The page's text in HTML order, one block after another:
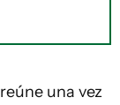
una vez